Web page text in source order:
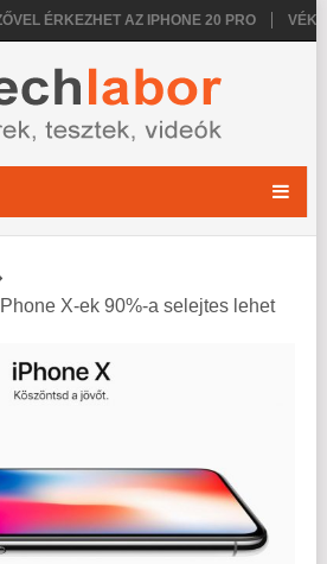
ÉRKEZHET AZ IPHONE 20 PRO
X-ek 90%-a selejtes lehet